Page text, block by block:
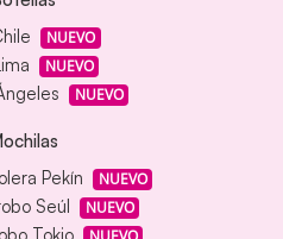
NUEVO
NUEVO
NUEVO
Pekín
NUEVO
Seúl NUEVO